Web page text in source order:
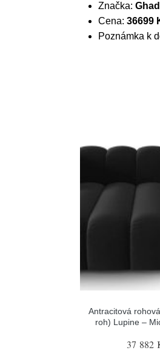
Značka:
Cena: 36699
Poznámka k
Antracitová
roh) Lupine –
37 882